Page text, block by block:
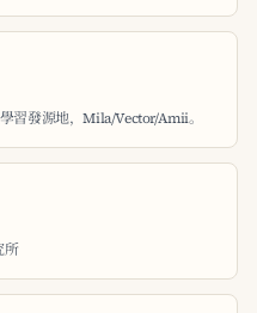
習發源地，Mila/Vector/Amii。
所